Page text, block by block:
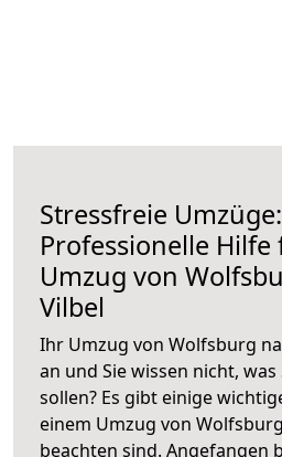
Stressfreie Umzüge:
Professionelle
Umzug von
Vilbel
Ihr Umzug von Wolfsburg
an und Sie wissen nicht,
sollen? Es gibt einige
einem Umzug von
beachten sind. Angefangen